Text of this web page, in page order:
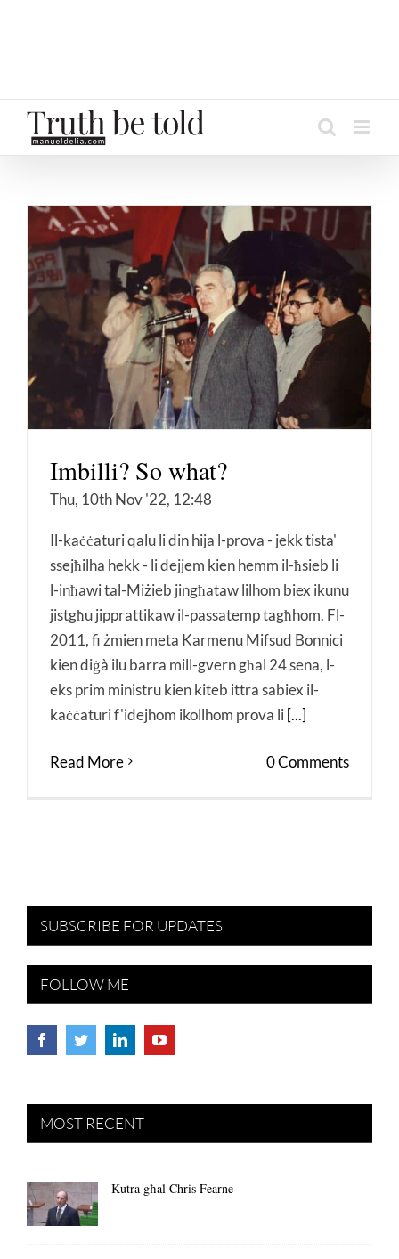
Imbilli? So what?
Thu, 10th Nov '22, 12:48
Il-kaċċaturi qalu li din hija l-prova - jekk tista'
ssejħilha hekk - li dejjem kien hemm il-ħsieb li
l-inħawi tal-Miżieb jingħataw lilhom biex ikunu
jistgħu jipprattikaw il-passatemp tagħhom. Fl-
2011, fi żmien meta Karmenu Mifsud Bonnici
kien diġà ilu barra mill-gvern għal 24 sena, l-
eks prim ministru kien kiteb ittra sabiex il-
kaċċaturi f'idejhom ikollhom prova li [...]
Read More 0 Comments
SUBSCRIBE FOR UPDATES
FOLLOW ME
MOST RECENT
Kutra għal Chris Fearne